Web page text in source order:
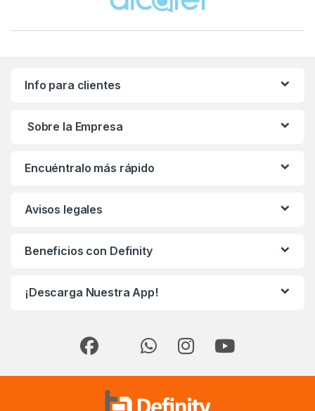
Info para clientes
Sobre la Empresa
Encuéntralo más rápido
Avisos legales
Beneficios con Definity
¡Descarga Nuestra App!